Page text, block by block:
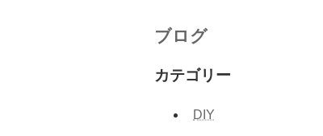
ブログ
カテゴリー
DIY